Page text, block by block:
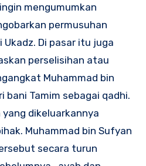
mengumumkan
permusuhan
Di pasar itu juga
perselisihan atau
Muhammad bin
bani Tamim sebagai qadhi.
dikeluarkannya
Muhammad bin Sufyan
secara turun